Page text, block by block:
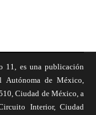
11, es una publicación
Autónoma de México,
Ciudad de México, a
Interior, Ciudad